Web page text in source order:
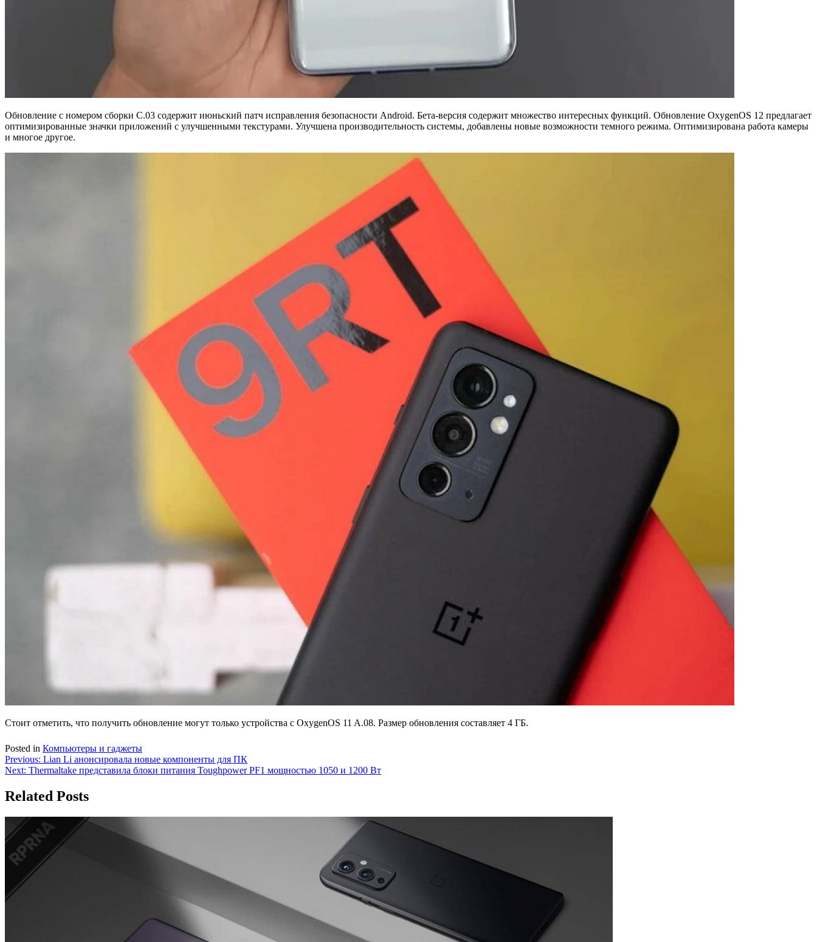
Обновление с номером сборки C.03 содержит июньский патч исправления безопасности Android. Бета-версия содержит множество интересных функций. Обновление OxygenOS 12 предлагает
оптимизированные значки приложений с улучшенными текстурами. Улучшена производительность системы, добавлены новые возможности темного режима. Оптимизирована работа камеры
и многое другое.
Стоит отметить, что получить обновление могут только устройства с OxygenOS 11 A.08. Размер обновления составляет 4 ГБ.
Posted in Компьютеры и гаджеты
Навигация
по
записям
Previous: Lian Li анонсировала новые компоненты для ПК
Next: Thermaltake представила блоки питания Toughpower PF1 мощностью 1050 и 1200 Вт
Related Posts